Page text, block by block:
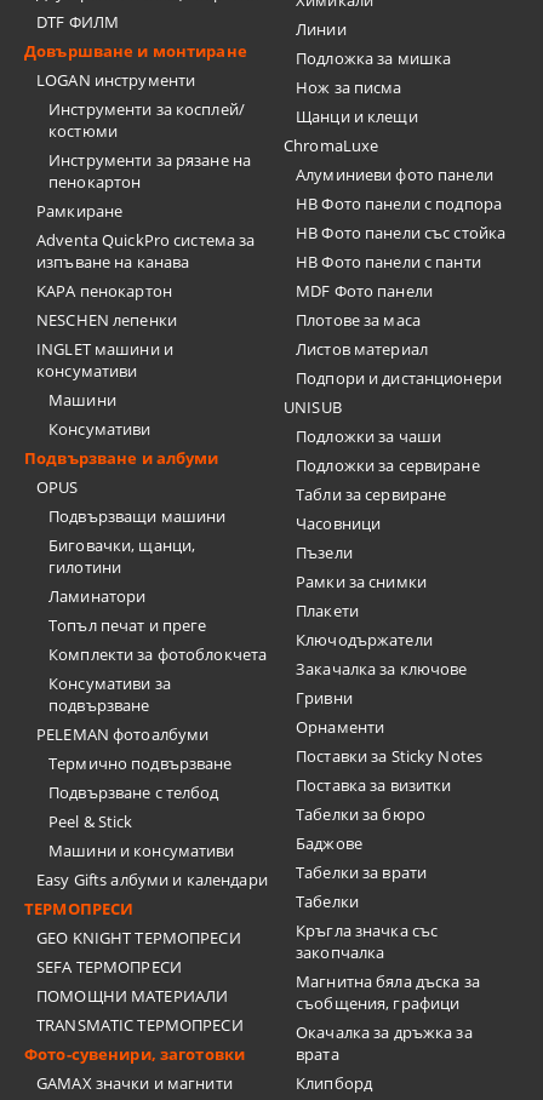
DTF ФИЛМ
Довършване и монтиране
LOGAN инструменти
Инструменти за косплей/
костюми
Инструменти за рязане на
пенокартон
Рамкиране
Adventa QuickPro система за
изпъване на канава
KAPA пенокартон
NESCHEN лепенки
INGLET машини и
консумативи
Машини
Консумативи
Подвързване и албуми
OPUS
Подвързващи машини
Биговачки, щанци,
гилотини
Ламинатори
Топъл печат и преге
Комплекти за фотоблокчета
Консумативи за
подвързване
PELEMAN фотоалбуми
Термично подвързване
Подвързване с телбод
Peel & Stick
Машини и консумативи
Easy Gifts албуми и календари
ТЕРМОПРЕСИ
GEO KNIGHT ТЕРМОПРЕСИ
SEFA ТЕРМОПРЕСИ
ПОМОЩНИ МАТЕРИАЛИ
TRANSMATIC ТЕРМОПРЕСИ
Фото-сувенири, заготовки
GAMAX значки и магнити
Линии
Подложка за мишка
Нож за писма
Щанци и клещи
ChromaLuxe
Алуминиеви фото панели
HB Фото панели с подпора
HB Фото панели със стойка
HB Фото панели с панти
MDF Фото панели
Плотове за маса
Листов материал
Подпори и дистанционери
UNISUB
Подложки за чаши
Подложки за сервиране
Табли за сервиране
Часовници
Пъзели
Рамки за снимки
Плакети
Ключодържатели
Закачалка за ключове
Гривни
Орнаменти
Поставки за Sticky Notes
Поставка за визитки
Tабелки за бюро
Баджове
Табелки за врати
Табелки
Кръгла значка със
закопчалка
Магнитна бяла дъска за
съобщения, графици
Окачалка за дръжка за
врата
Клипборд